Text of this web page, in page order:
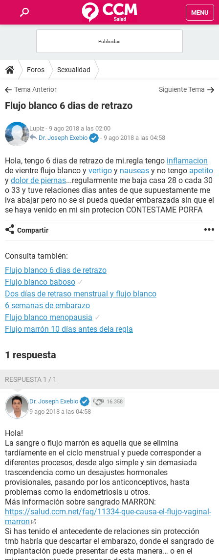
MENU
FOROS
SALUD
FAMILIA
NUTRICIÓN
BIENESTAR
SEXUALIDAD
GLOSARIO
Foros Sexualidad
Tema Anterior Siguiente Tema
Flujo blanco 6 dias de retrazo
Lupiz - 9 ago 2018 a las 02:00
Dr. Joseph Exebio
- 9 ago 2018 a las 04:58
Hola, tengo 6 dias de retrazo de mi.regla tengo inflamacion
de vientre flujo blanco y vertigo y nauseas y no tengo apetito
y dolor de piernas...regularmente me baja casa 28 o cada 30
o 33 y tuve relaciones dias antes de que supuestamente me
iva abajar pero no se si pueda quedar embarazada sin que el
se haya venido en mi sin protecion CONTESTAME PORFA
Compartir
Consulta también:
Flujo blanco 6 dias de retrazo
Flujo blanco baboso ✓
Dos días de retraso menstrual y flujo blanco
6 semanas de embarazo
Flujo blanco menopausia ✓
Flujo marrón 10 días antes dela regla
1 respuesta
RESPUESTA 1 / 1
Dr. Joseph Exebio 16.358
9 ago 2018 a las 04:58
Hola!
La sangre o flujo marrón es aquella que se elimina
tardíamente en el ciclo menstrual y puede corresponder a
diferentes procesos, desde algo simple y sin demasiada
trascendencia como un desajustes hormonales
provisionales, pasando por los anticonceptivos, hasta
problemas como la endometriosis u otros.
Más información sobre sangrado MARRON:
https://salud.ccm.net/faq/11334-que-causa-el-flujo-vaginal-
marron
Si has tenido el antecedente de relaciones sin protección
tmb habría que descartar el embarazo, donde el sangrado de
implantación puede presentar de esta manera… o en el